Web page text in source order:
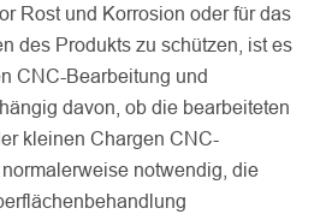
Rost und Korrosion oder für das
des Produkts zu schützen, ist es
CNC-Bearbeitung und
davon, ob die bearbeiteten
kleinen Chargen CNC-
notwendig, die